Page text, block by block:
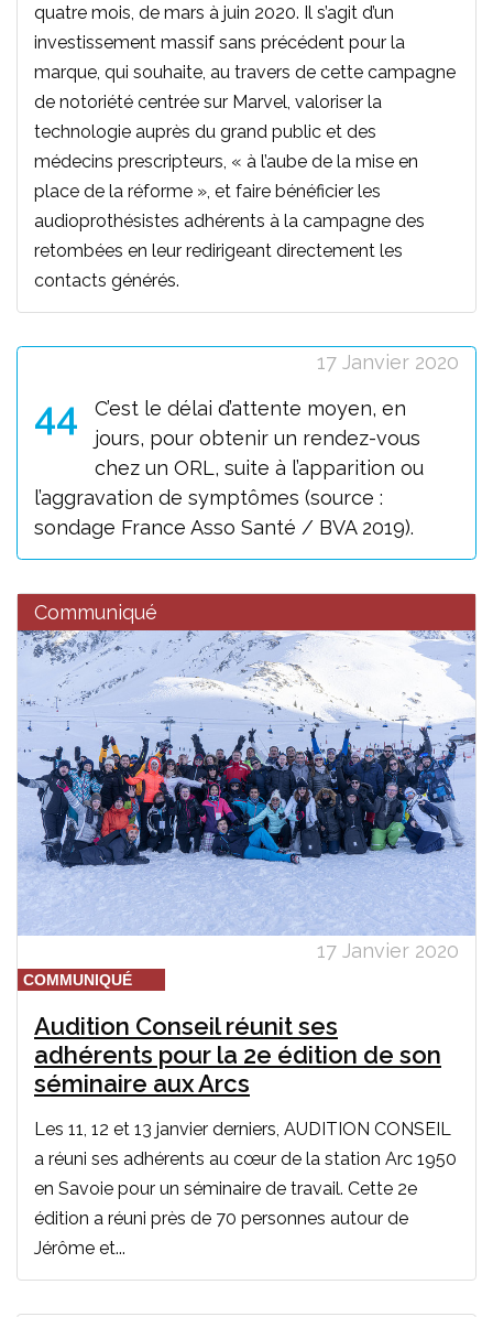
quatre mois, de mars à juin 2020. Il s’agit d’un
investissement massif sans précédent pour la
marque, qui souhaite, au travers de cette campagne
de notoriété centrée sur Marvel, valoriser la
technologie auprès du grand public et des
médecins prescripteurs, « à l’aube de la mise en
place de la réforme », et faire bénéficier les
audioprothésistes adhérents à la campagne des
retombées en leur redirigeant directement les
contacts générés.
17 Janvier 2020
44
C’est le délai d’attente moyen, en
jours, pour obtenir un rendez-vous
chez un ORL, suite à l’apparition ou
l’aggravation de symptômes (source :
sondage France Asso Santé / BVA 2019).
Communiqué
17 Janvier 2020
COMMUNIQUÉ
Audition Conseil réunit ses
adhérents pour la 2e édition de son
séminaire aux Arcs
Les 11, 12 et 13 janvier derniers, AUDITION CONSEIL
a réuni ses adhérents au cœur de la station Arc 1950
en Savoie pour un séminaire de travail. Cette 2e
édition a réuni près de 70 personnes autour de
Jérôme et...